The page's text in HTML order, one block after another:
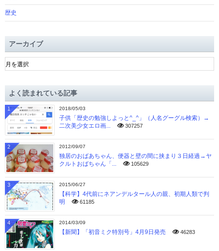
歴史
アーカイブ
ア
ー
ブよく読まれている記事
2018/05/03
子供「歴史の勉強しよっと^_^」（人名グーグル検索）→
二次美少女エロ画...
307257
1
2012/09/07
独居のおばあちゃん、便器と壁の間に挟まり３日経過→ヤ
クルトおばちゃん「...
105629
2
2015/06/27
【科学】4代前にネアンデルタール人の親、初期人類で判
明
61185
3
2014/03/09
【新聞】「初音ミク特別号」4月9日発売 46283
4